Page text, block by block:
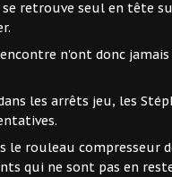
retrouve seul en tête
n'ont donc
les arrêts jeu, les
le rouleau compresseur
qui ne sont pas en